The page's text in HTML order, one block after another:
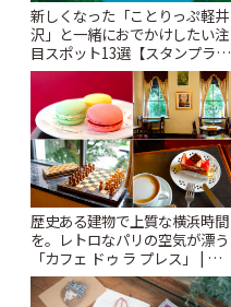
新しくなった「ことりっぷ軽井
沢」と一緒におでかけしたい注
目スポット13選【スタンプラリ
ー開催中】 | ことりっぷ
歴史ある建物で上質な横浜時間
を。レトロなパリの空気が漂う
「カフェ ドゥ ラ プレス」 | こと
りっぷ